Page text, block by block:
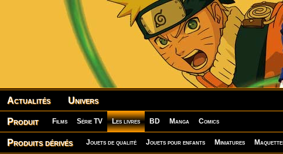
Actualités Univers
Produit Films Série TV Les livres BD Manga Comics
Produits dérivés Jouets de qualité Jouets pour enfants Miniatures